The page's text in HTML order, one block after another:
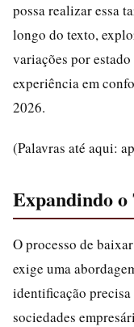
possa realizar essa
longo do texto,
variações por
experiência em
2026.
(Palavras até aqui:
Expandindo o
O processo de
exige uma
identificação
sociedades